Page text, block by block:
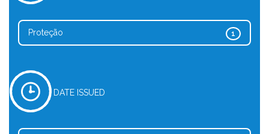
1
Proteção
DATE ISSUED